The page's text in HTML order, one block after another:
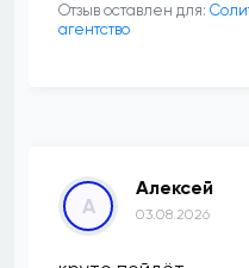
Отзыв оставлен для:
агентство
А
Алексей
03.08.2026